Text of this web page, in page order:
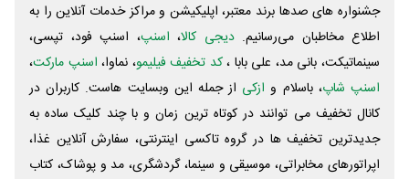
جشنواره های صدها برند معتبر، اپلیکیشن و مراکز خدمات آنلاین را به
اطلاع مخاطبان می‌رسانیم. دیجی کالا، اسنپ، اسنپ فود، تپسی،
سینماتیکت، بانی مد، علی‌ بابا ،کد تخفیف فیلیمو، نماوا، اسنپ مارکت،
اسنپ شاپ، باسلام و ازکی از جمله این وبسایت ‌هاست. کاربران در
کانال تخفیف می توانند در کوتاه ترین زمان و با چند کلیک ساده به
جدیدترین تخفیف ها در گروه تاکسی اینترنتی، سفارش آنلاین غذا،
اپراتورهای مخابراتی، موسیقی و سینما، گردشگری، مد و پوشاک، کتاب